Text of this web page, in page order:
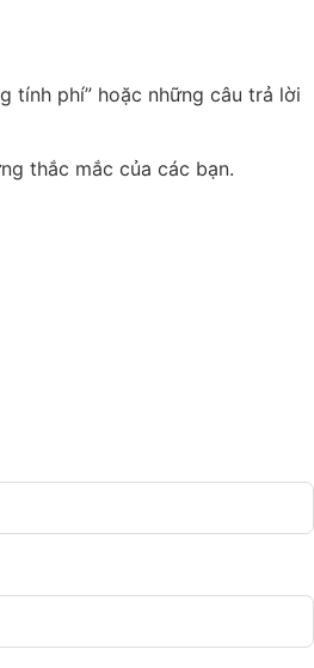
tính phí” hoặc những câu trả lời
thắc mắc của các bạn.